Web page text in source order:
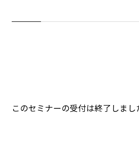
このセミナーの受付は終了しまし